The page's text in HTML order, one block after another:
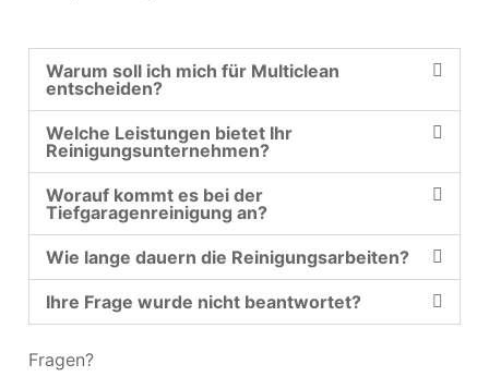
Warum soll ich mich für Multiclean
entscheiden?
Welche Leistungen bietet Ihr
Reinigungsunternehmen?
Worauf kommt es bei der
Tiefgaragenreinigung an?
Wie lange dauern die Reinigungsarbeiten?
Ihre Frage wurde nicht beantwortet?
Fragen?